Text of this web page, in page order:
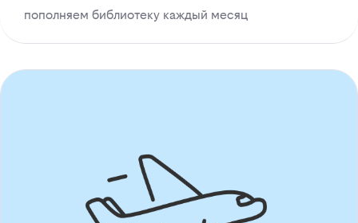
пополняем библиотеку каждый месяц